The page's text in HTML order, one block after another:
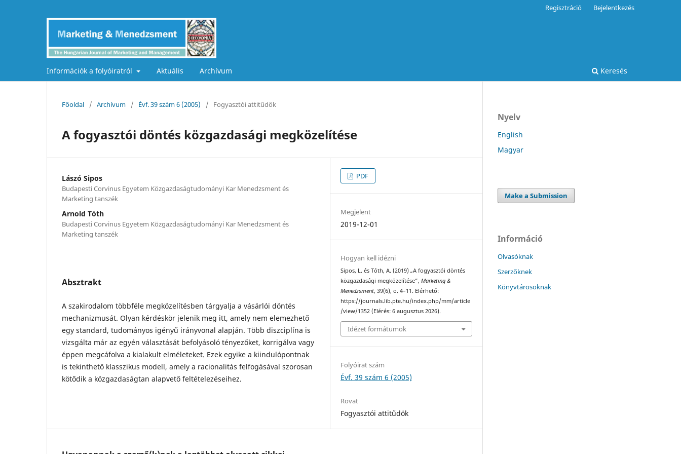
Információk a folyóiratról Aktuális Archívum Keresés
Regisztráció Bejelentkezés
Főoldal / Archívum / Évf. 39 szám 6 (2005) / Fogyasztói attitűdök
A fogyasztói döntés közgazdasági megközelítése
Lászó Sipos
Budapesti Corvinus Egyetem Közgazdaságtudományi Kar Menedzsment és
Marketing tanszék
Arnold Tóth
Budapesti Corvinus Egyetem Közgazdaságtudományi Kar Menedzsment és
Marketing tanszék
Absztrakt
A szakirodalom többféle megközelítésben tárgyalja a vásárlói döntés
mechanizmusát. Olyan kérdéskör jelenik meg itt, amely nem elemezhető
egy standard, tudományos igényű irányvonal alapján. Több diszciplína is
vizsgálta már az egyén választását befolyásoló tényezőket, korrigálva vagy
éppen megcáfolva a kialakult elméleteket. Ezek egyike a kiindulópontnak
is tekinthető klasszikus modell, amely a racionalitás felfogásával szorosan
kötődik a közgazdaságtan alapvető feltételezéseihez.
PDF
Megjelent
2019-12-01
Hogyan kell idézni
Sipos, L. és Tóth, A. (2019) „A fogyasztói döntés
közgazdasági megközelítése”,Marketing &
Menedzsment, 39(6), o. 4–11. Elérhető:
https://journals.lib.pte.hu/index.php/mm/article
/view/1352 (Elérés: 6 augusztus 2026).
Idézet formátumok
Folyóirat szám
Évf. 39 szám 6 (2005)
Rovat
Fogyasztói attitűdök
Nyelv
English
Magyar
Make a Submission
Információ
Olvasóknak
Szerzőknek
Könyvtárosoknak